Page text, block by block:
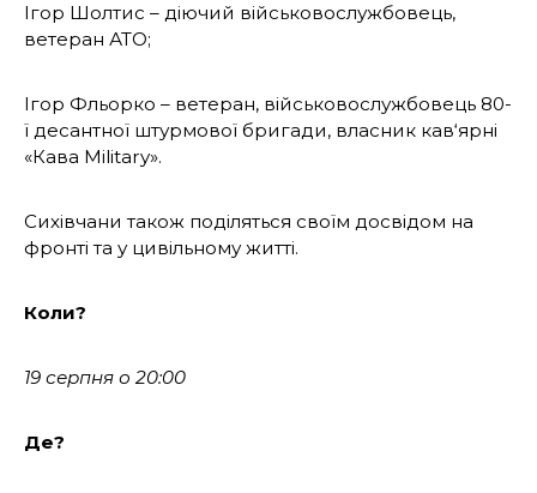
Ігор Шолтис – діючий військовослужбовець,
ветеран АТО;
Ігор Фльорко – ветеран, військовослужбовець 80-
ї десантної штурмової бригади, власник кав‘ярні
«Кава Military».
Сихівчани також поділяться своїм досвідом на
фронті та у цивільному житті.
Коли?
19 серпня о 20:00
Де?